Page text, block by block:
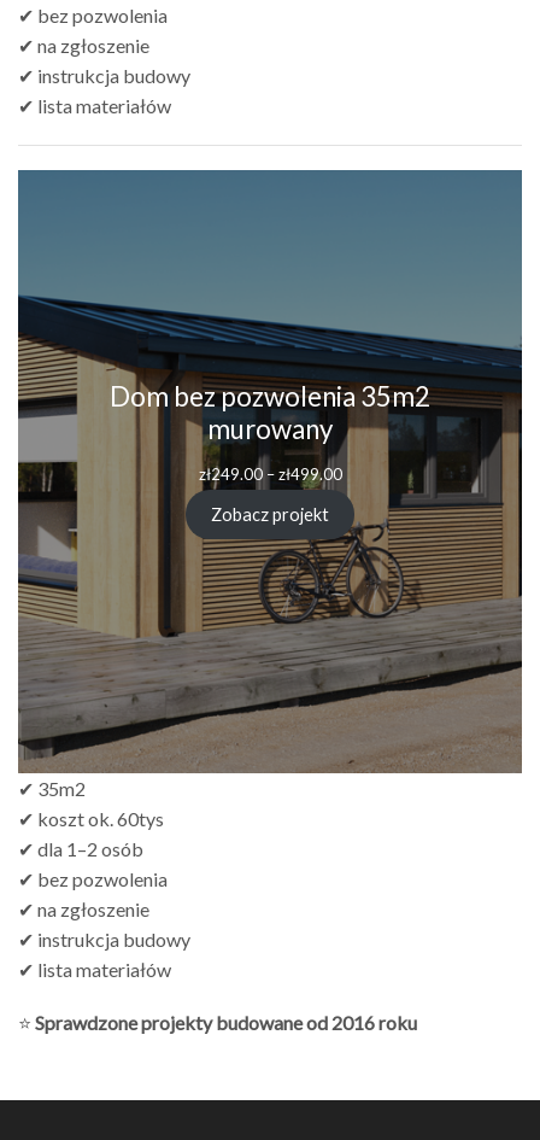
✔ bez pozwolenia
✔ na zgłoszenie
✔ instrukcja budowy
✔ lista materiałów
Dom bez pozwolenia 35m2
murowany
zł249.00 – zł499.00Zakres
od
zł249.00
do
zł499.00
Zobacz projekt
✔ 35m2
✔ koszt ok. 60tys
✔ dla 1–2 osób
✔ bez pozwolenia
✔ na zgłoszenie
✔ instrukcja budowy
✔ lista materiałów
⭐ Sprawdzone projekty budowane od 2016 roku